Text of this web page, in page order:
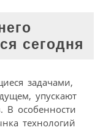
сегодня
задачами,
упускают
В особенности
технологий